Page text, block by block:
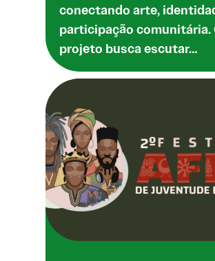
conectando arte,
participação comunitária.
projeto busca escutar…